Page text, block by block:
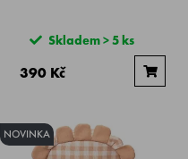
Skladem > 5 ks
390 Kč
NOVINKA